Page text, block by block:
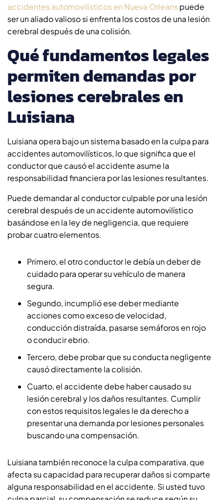
accidentes automovilísticos en Nueva Orleanspuede
ser un aliado valioso si enfrenta los costos de una lesión
cerebral después de una colisión.
Qué fundamentos legales
permiten demandas por
lesiones cerebrales en
Luisiana
Luisiana opera bajo un sistema basado en la culpa para
accidentes automovilísticos, lo que significa que el
conductor que causó el accidente asume la
responsabilidad financiera por las lesiones resultantes.
Puede demandar al conductor culpable por una lesión
cerebral después de un accidente automovilístico
basándose en la ley de negligencia, que requiere
probar cuatro elementos.
Primero, el otro conductor le debía un deber de
cuidado para operar su vehículo de manera
segura.
Segundo, incumplió ese deber mediante
acciones como exceso de velocidad,
conducción distraída, pasarse semáforos en rojo
o conducir ebrio.
Tercero, debe probar que su conducta negligente
causó directamente la colisión.
Cuarto, el accidente debe haber causado su
lesión cerebral y los daños resultantes. Cumplir
con estos requisitos legales le da derecho a
presentar una demanda por lesiones personales
buscando una compensación.
Luisiana también reconoce la culpa comparativa, que
afecta su capacidad para recuperar daños si comparte
alguna responsabilidad en el accidente. Si usted tuvo